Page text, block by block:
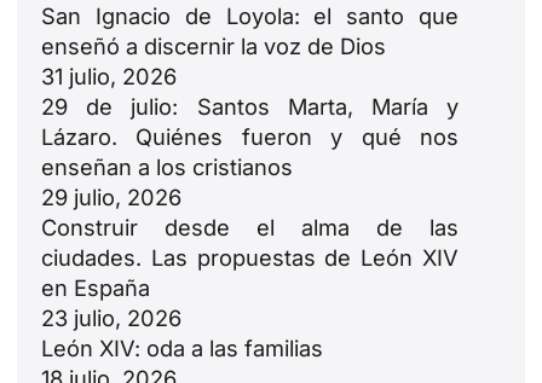
San Ignacio de Loyola: el santo que
enseñó a discernir la voz de Dios
31 julio, 2026
29 de julio: Santos Marta, María y
Lázaro. Quiénes fueron y qué nos
enseñan a los cristianos
29 julio, 2026
Construir desde el alma de las
ciudades. Las propuestas de León XIV
en España
23 julio, 2026
León XIV: oda a las familias